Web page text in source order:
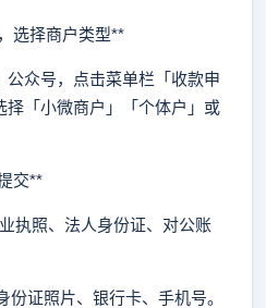
择商户类型**
众号，点击菜单栏「收款申
择「小微商户」「个体户」或
交**
照、法人身份证、对公账
证照片、银行卡、手机号。